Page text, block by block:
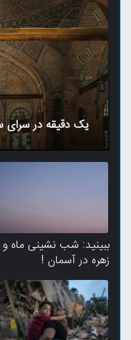
یک دقیقه در سرای
ببینید: شب نشینی ماه و
زهره در آسمان !